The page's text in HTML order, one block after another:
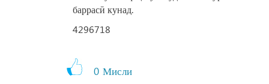
баррасӣ кунад.
4296718
0 Мисли